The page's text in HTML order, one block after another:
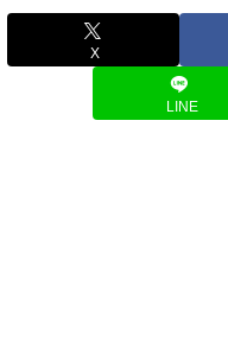
X
LINE